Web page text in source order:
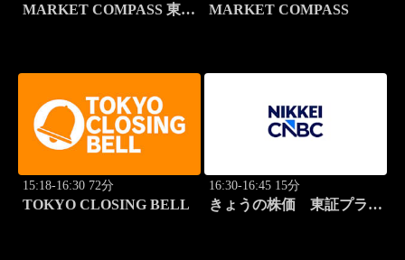
MARKET COMPASS 東証
MARKET COMPASS
15:18-16:30 72分
TOKYO CLOSING BELL
16:30-16:45 15分
きょうの株価 東証プライ